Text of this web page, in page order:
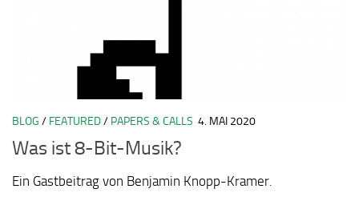
BLOG / FEATURED/ PAPERS & CALLS 4. MAI 2020
Was ist 8-Bit-Musik?
Ein Gastbeitrag von Benjamin Knopp-Kramer.